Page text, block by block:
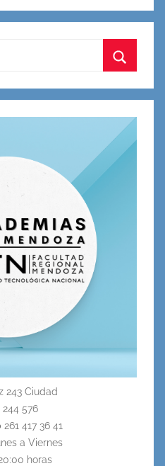
243 Ciudad
244 576
417 36 41
a Viernes
horas